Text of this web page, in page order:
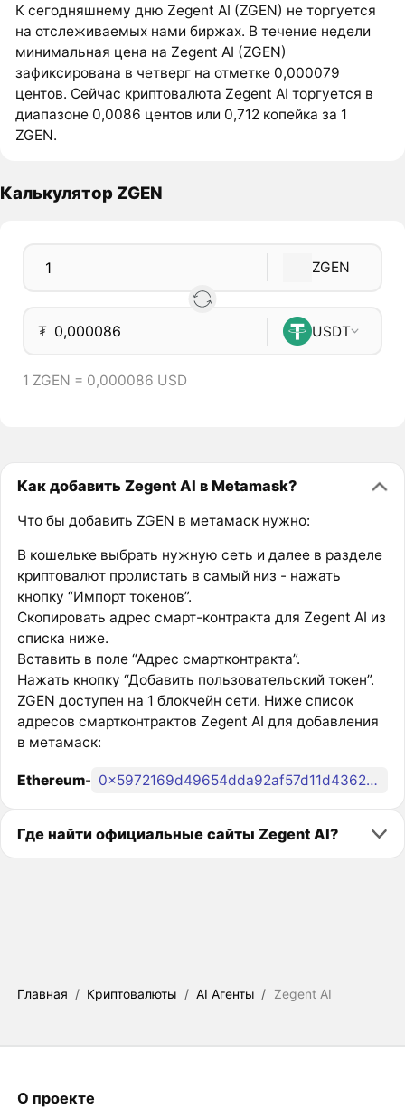
К сегодняшнему дню Zegent AI (ZGEN) не торгуется
на отслеживаемых нами биржах. В течение недели
минимальная цена на Zegent AI (ZGEN)
зафиксирована в четверг на отметке 0,000079
центов. Сейчас криптовалюта Zegent AI торгуется в
диапазоне 0,0086 центов или 0,712 копейка за 1
ZGEN.
Калькулятор ZGEN
ZGEN
₮ USDT
1 ZGEN = 0,000086 USD
Как добавить Zegent AI в Metamask?
Что бы добавить ZGEN в метамаск нужно:
В кошельке выбрать нужную сеть и далее в разделе
криптовалют пролистать в самый низ - нажать
кнопку “Импорт токенов”.
Скопировать адрес смарт-контракта для Zegent AI из
списка ниже.
Вставить в поле “Адрес смартконтракта”.
Нажать кнопку “Добавить пользовательский токен”.
ZGEN доступен на 1 блокчейн сети. Ниже список
адресов смартконтрактов Zegent AI для добавления
в метамаск:
Ethereum- 0x5972169d49654dda92af57d11d4362fa72c15b03
Где найти официальные сайты Zegent AI?
Главная / Криптовалюты / AI Агенты / Zegent AI
О проекте